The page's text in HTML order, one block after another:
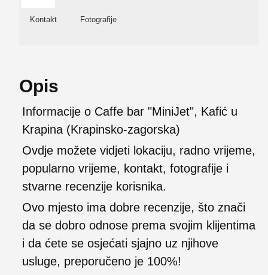
Kontakt Fotografije
Opis
Informacije o Caffe bar "MiniJet", Kafić u
Krapina (Krapinsko-zagorska)
Ovdje možete vidjeti lokaciju, radno vrijeme,
popularno vrijeme, kontakt, fotografije i
stvarne recenzije korisnika.
Ovo mjesto ima dobre recenzije, što znači
da se dobro odnose prema svojim klijentima
i da ćete se osjećati sjajno uz njihove
usluge, preporučeno je 100%!